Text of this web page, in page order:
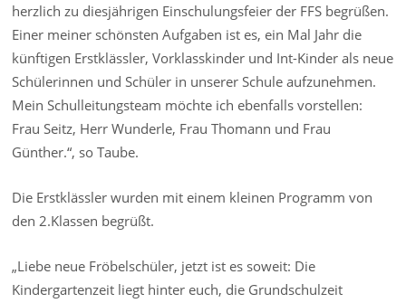
herzlich zu diesjährigen Einschulungsfeier der FFS begrüßen.
Einer meiner schönsten Aufgaben ist es, ein Mal Jahr die
künftigen Erstklässler, Vorklasskinder und Int-Kinder als neue
Schülerinnen und Schüler in unserer Schule aufzunehmen.
Mein Schulleitungsteam möchte ich ebenfalls vorstellen:
Frau Seitz, Herr Wunderle, Frau Thomann und Frau
Günther.“, so Taube.
Die Erstklässler wurden mit einem kleinen Programm von
den 2.Klassen begrüßt.
„Liebe neue Fröbelschüler, jetzt ist es soweit: Die
Kindergartenzeit liegt hinter euch, die Grundschulzeit